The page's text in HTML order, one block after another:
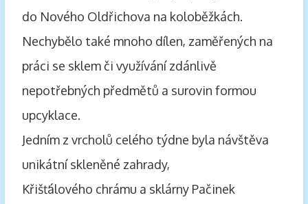
do Nového Oldřichova na koloběžkách.
Nechybělo také mnoho dílen, zaměřených na
práci se sklem či využívání zdánlivě
nepotřebných předmětů a surovin formou
upcyklace.
Jedním z vrcholů celého týdne byla návštěva
unikátní skleněné zahrady,
Křišťálového chrámu a sklárny Pačinek